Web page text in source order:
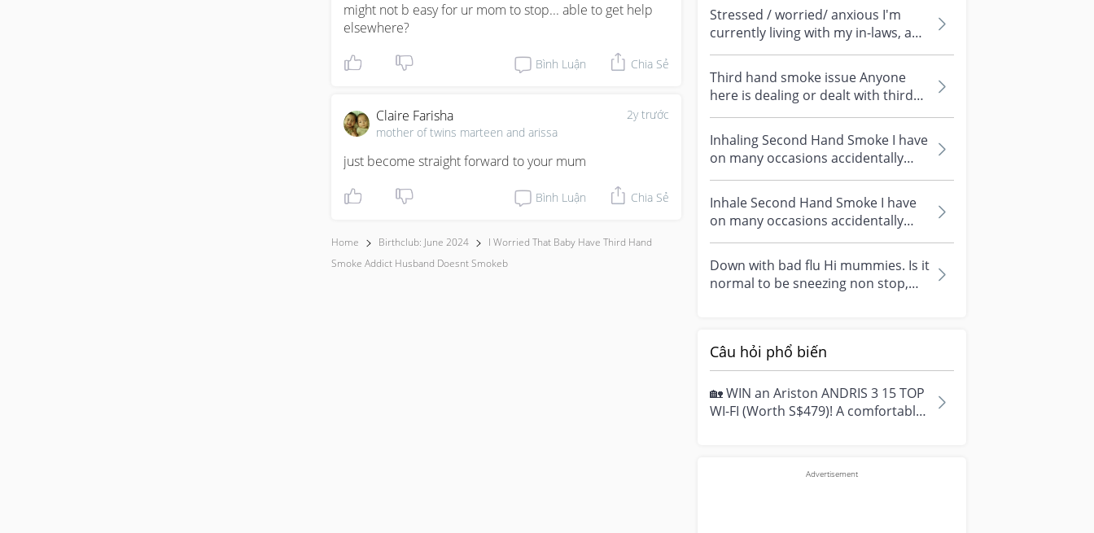
might not b easy for ur mom to stop... able to get help
elsewhere?
Bình Luận Chia Sẻ
2y trước
Claire Farisha
mother of twins marteen and arissa
just become straight forward to your mum
Bình Luận Chia Sẻ
Home Birthclub: June 2024
I Worried That Baby Have Third Hand
Smoke Addict Husband Doesnt Smokeb
Stressed / worried/ anxious I'm
currently living with my in-laws, and
I'm now 30 weeks pregnant. I'v...
Third hand smoke issue Anyone
here is dealing or dealt with third
hand smoke issue coming from
own p...
Inhaling Second Hand Smoke I have
on many occasions accidentally
inhaled second hand smoke, such
as...
Inhale Second Hand Smoke I have
on many occasions accidentally
inhaled second hand smoke, such
as wa...
Down with bad flu Hi mummies. Is it
normal to be sneezing non stop,
Câu hỏi phổ biến
🏡 WIN an Ariston ANDRIS 3 15 TOP
WI-FI (Worth S$479)! A comfortable